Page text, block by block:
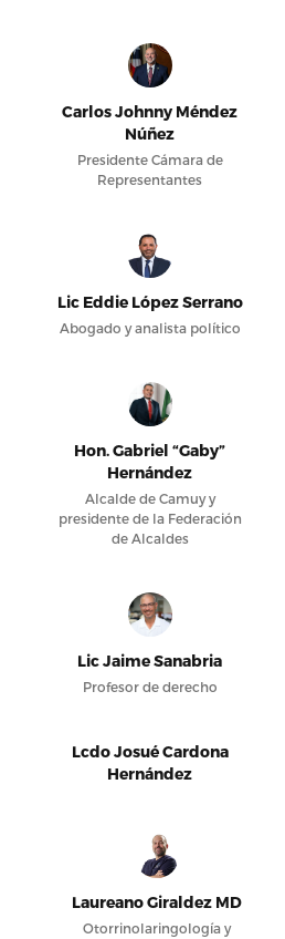
Carlos Johnny Méndez
Núñez
Presidente Cámara de
Representantes
Lic Eddie López Serrano
Abogado y analista político
Hon. Gabriel “Gaby”
Hernández
Alcalde de Camuy y
presidente de la Federación
de Alcaldes
Lic Jaime Sanabria
Profesor de derecho
Lcdo Josué Cardona
Hernández
Laureano Giraldez MD
Otorrinolaringología y